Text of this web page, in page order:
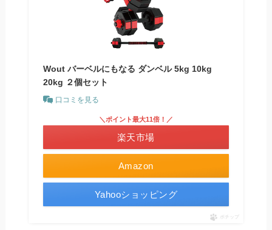
Wout バーベルにもなる ダンベル 5kg 10kg
20kg ２個セット
口コミを見る
Amazon
＼ポイント最大11倍！／
楽天市場
Yahooショッピング
ポチップ